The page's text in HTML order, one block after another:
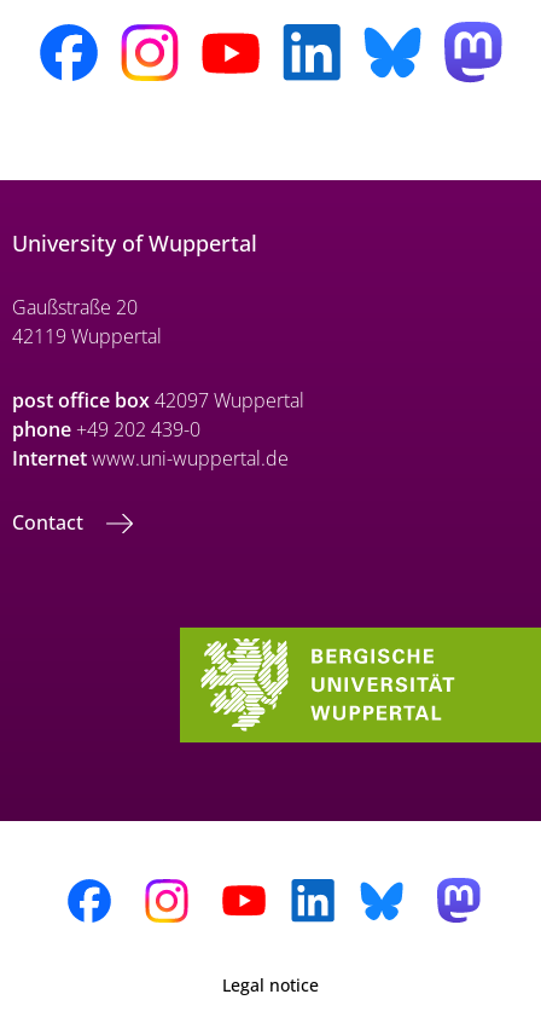
University of Wuppertal
Gaußstraße 20
42119 Wuppertal
post office box42097 Wuppertal
phone+49 202 439-0
Internetwww.uni-wuppertal.de
Contact
Legal notice